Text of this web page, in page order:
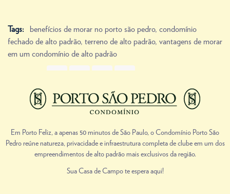
Tags: benefícios de morar no porto são pedro, condomínio
fechado de alto padrão, terreno de alto padrão, vantagens de morar
em um condomínio de alto padrão
Em Porto Feliz, a apenas 50 minutos de São Paulo, o Condomínio Porto São
Pedro reúne natureza, privacidade e infraestrutura completa de clube em um dos
empreendimentos de alto padrão mais exclusivos da região.
Sua Casa de Campo te espera aqui!